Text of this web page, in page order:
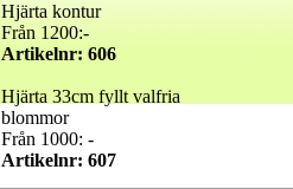
Hjärta kontur
Från 1200:-
Artikelnr: 606
Hjärta 33cm fyllt valfria
blommor
Från 1000: -
Artikelnr: 607